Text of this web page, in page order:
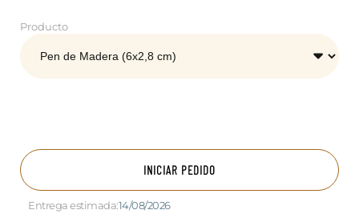
Producto
INICIAR PEDIDO
Entrega estimada:14/08/2026